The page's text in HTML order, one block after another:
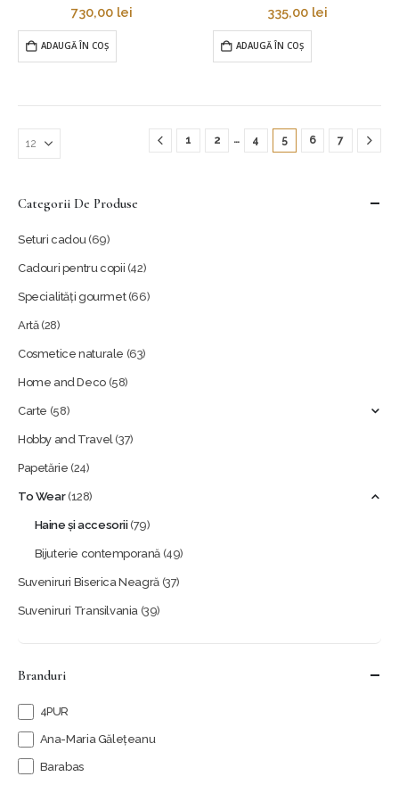
730,00 lei
ADAUGĂ ÎN COȘ
335,00 lei
ADAUGĂ ÎN COȘ
1 2 … 4 5 6 7
Categorii De Produse
Seturi cadou(69)
Cadouri pentru copii (42)
Specialități gourmet(66)
Artă(28)
Cosmetice naturale (63)
Home and Deco (58)
Carte (58)
Hobby and Travel(37)
Papetărie (24)
To Wear(128)
Haine și accesorii(79)
Bijuterie contemporană (49)
Suveniruri Biserica Neagră (37)
Suveniruri Transilvania (39)
Branduri
4PUR
Ana-Maria Gălețeanu
Barabas